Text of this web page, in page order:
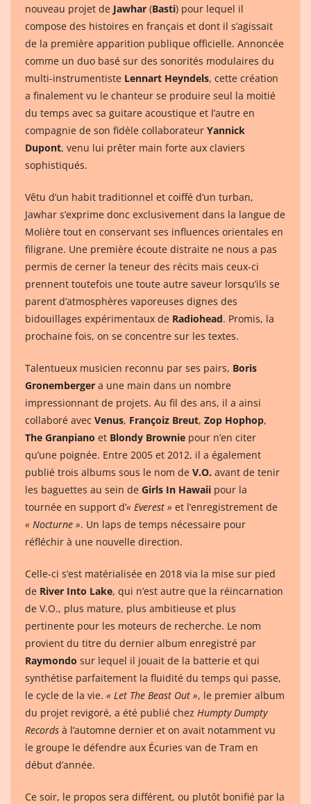
nouveau projet de Jawhar (Basti) pour lequel il
compose des histoires en français et dont il s’agissait
de la première apparition publique officielle. Annoncée
comme un duo basé sur des sonorités modulaires du
multi-instrumentiste Lennart Heyndels, cette création
a finalement vu le chanteur se produire seul la moitié
du temps avec sa guitare acoustique et l’autre en
compagnie de son fidèle collaborateur Yannick
Dupont, venu lui prêter main forte aux claviers
sophistiqués.
Vêtu d’un habit traditionnel et coiffé d’un turban,
Jawhar s’exprime donc exclusivement dans la langue de
Molière tout en conservant ses influences orientales en
filigrane. Une première écoute distraite ne nous a pas
permis de cerner la teneur des récits mais ceux-ci
prennent toutefois une toute autre saveur lorsqu’ils se
parent d’atmosphères vaporeuses dignes des
bidouillages expérimentaux de Radiohead. Promis, la
prochaine fois, on se concentre sur les textes.
Talentueux musicien reconnu par ses pairs, Boris
Gronemberger a une main dans un nombre
impressionnant de projets. Au fil des ans, il a ainsi
collaboré avec Venus, Françoiz Breut, Zop Hophop,
The Granpiano et Blondy Brownie pour n’en citer
qu’une poignée. Entre 2005 et 2012, il a également
publié trois albums sous le nom de V.O. avant de tenir
les baguettes au sein de Girls In Hawaii pour la
tournée en support d’« Everest » et l’enregistrement de
« Nocturne ». Un laps de temps nécessaire pour
réfléchir à une nouvelle direction.
Celle-ci s’est matérialisée en 2018 via la mise sur pied
de River Into Lake, qui n’est autre que la réincarnation
de V.O., plus mature, plus ambitieuse et plus
pertinente pour les moteurs de recherche. Le nom
provient du titre du dernier album enregistré par
Raymondo sur lequel il jouait de la batterie et qui
synthétise parfaitement la fluidité du temps qui passe,
le cycle de la vie. « Let The Beast Out », le premier album
du projet revigoré, a été publié chez Humpty Dumpty
Records à l’automne dernier et on avait notamment vu
le groupe le défendre aux Écuries van de Tram en
début d’année.
Ce soir, le propos sera différent, ou plutôt bonifié par la